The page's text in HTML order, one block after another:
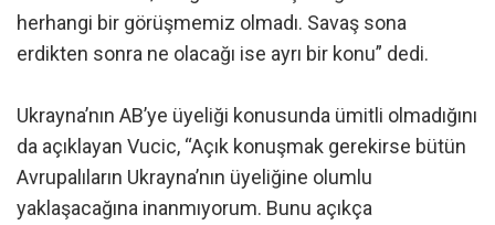
herhangi bir görüşmemiz olmadı. Savaş sona
erdikten sonra ne olacağı ise ayrı bir konu” dedi.
Ukrayna’nın AB’ye üyeliği konusunda ümitli olmadığını
da açıklayan Vucic, “Açık konuşmak gerekirse bütün
Avrupalıların Ukrayna’nın üyeliğine olumlu
yaklaşacağına inanmıyorum. Bunu açıkça